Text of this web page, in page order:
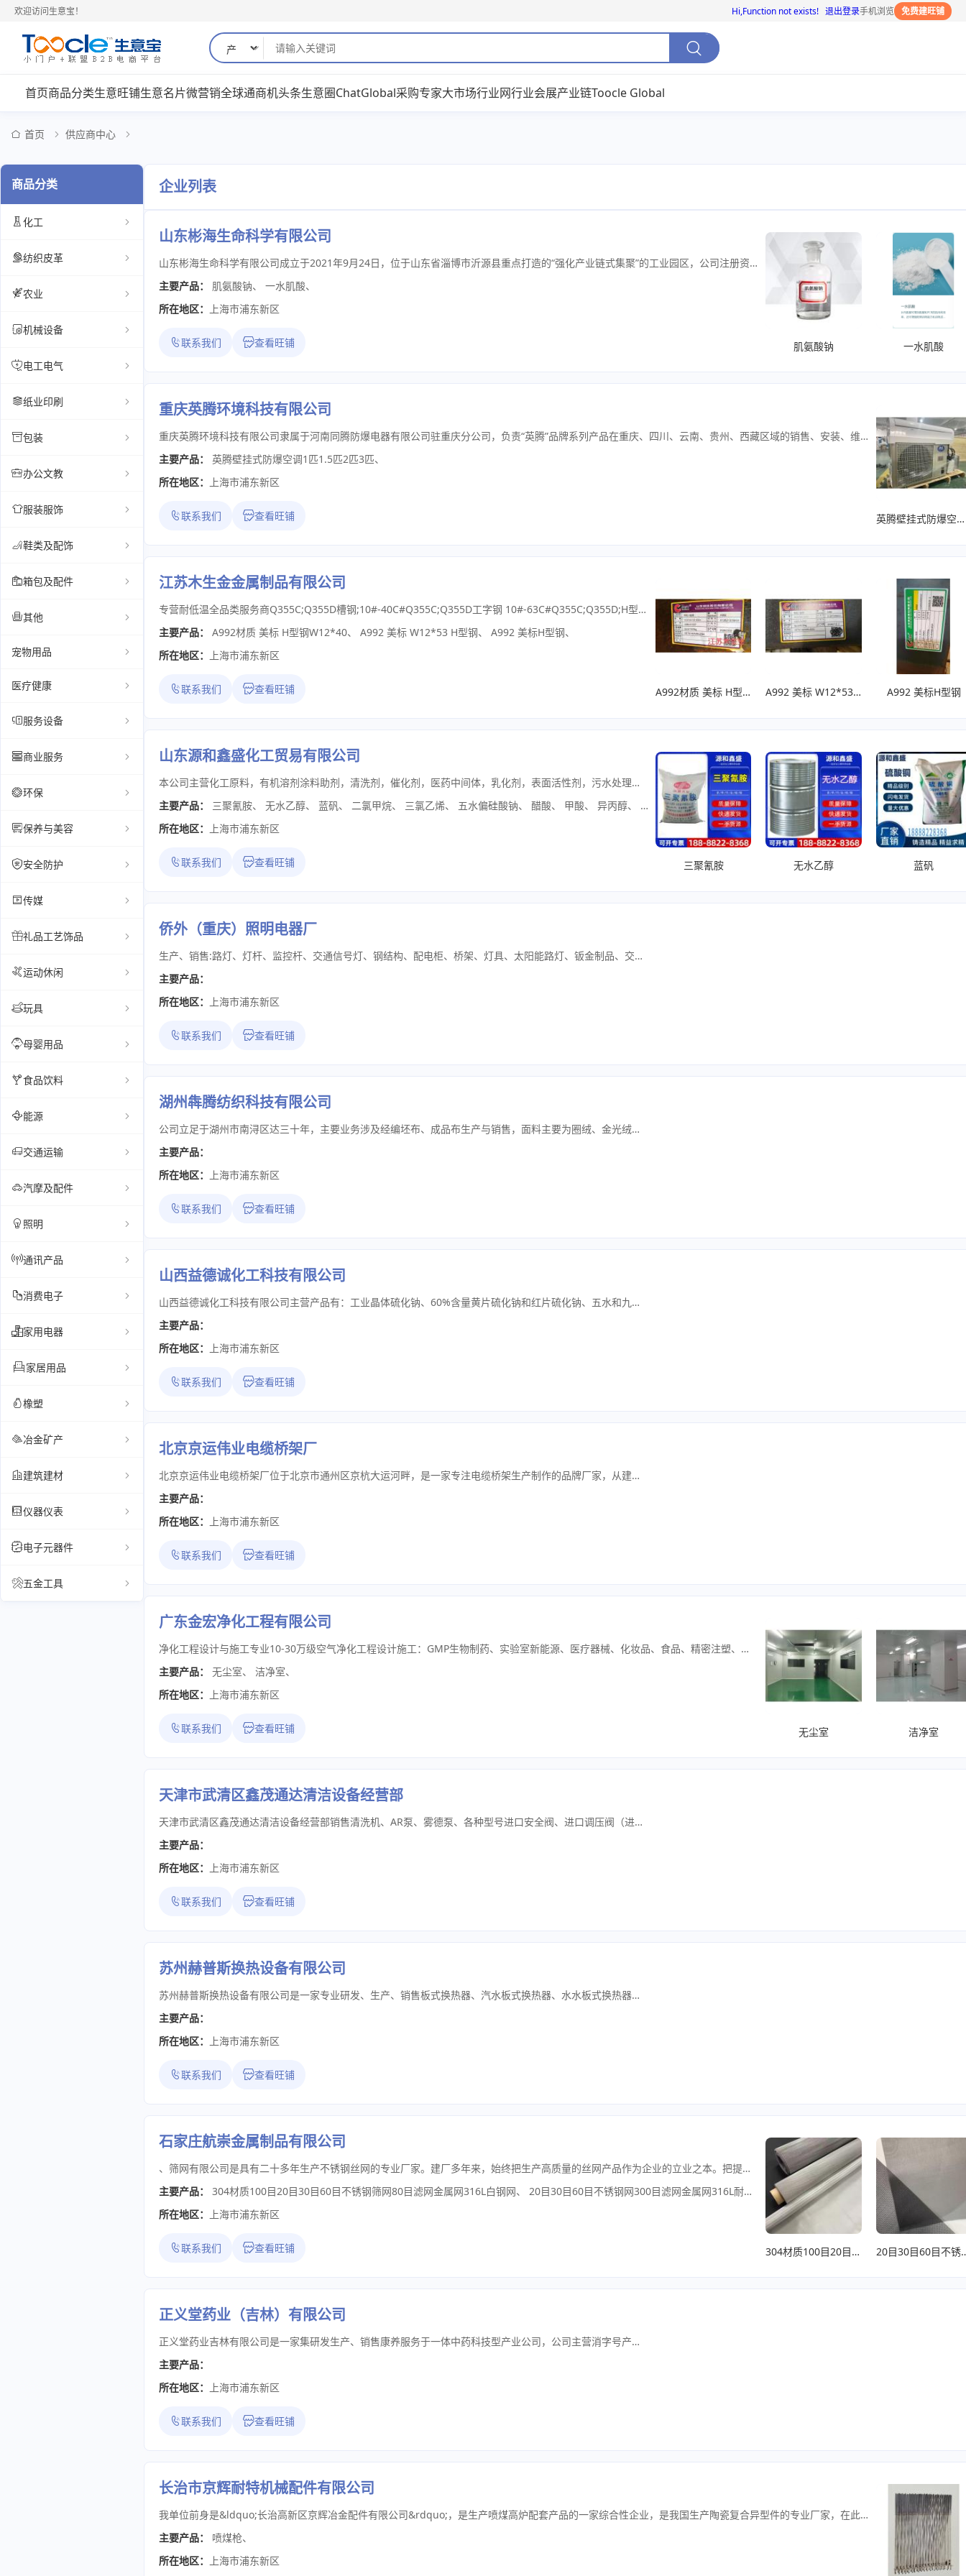
欢迎访问生意宝！ Hi,Function not exists! 退出登录手机浏览 免费建旺铺
首页商品分类生意旺铺生意名片微营销全球通商机头条生意圈ChatGlobal采购专家大市场行业网行业会展产业链Toocle Global
首页 供应商中心
商品分类
化工
纺织皮革
农业
机械设备
电工电气
纸业印刷
包装
办公文教
服装服饰
鞋类及配饰
箱包及配件
其他
宠物用品
医疗健康
服务设备
商业服务
环保
保养与美容
安全防护
传媒
礼品工艺饰品
运动休闲
玩具
母婴用品
食品饮料
能源
交通运输
汽摩及配件
照明
通讯产品
消费电子
家用电器
家居用品
橡塑
冶金矿产
建筑建材
仪器仪表
电子元器件
五金工具
企业列表
山东彬海生命科学有限公司
山东彬海生命科学有限公司成立于2021年9月24日，位于山东省淄博市沂源县重点打造的“强化产业链式集聚”的工业园区，公司注册资本9700万元。行业分类为医药中间体精细化工项目。本项目获得2022年度市重大项目、省“双招双引”重点项目。项目工艺技术具有显著的独创性，其工艺流程(自主知识产权发明专利三项)、技术装备(自主知识产权发明专利三项)、控制水平整体处于国际先进，国内领先，显著具备“专精特新”优势。
主要产品：
肌氨酸钠、 一水肌酸、
所在地区：
上海市浦东新区
联系我们 查看旺铺 肌氨酸钠 一水肌酸
重庆英腾环境科技有限公司
重庆英腾环境科技有限公司隶属于河南同腾防爆电器有限公司驻重庆分公司，负责“英腾”品牌系列产品在重庆、四川、云南、贵州、西藏区域的销售、安装、维修服务的综合性公司，是一家专注于温湿度控制设备的企业。公司主营：除湿机、加湿机、防爆除湿机、防爆空调、防爆冰箱、防爆加湿机、防爆风机盘管、防爆屋顶式空调、防爆组合式空调、全新风防爆空调、防爆冷水机组、机柜空调、风机盘管、工业空调、高温空调、防腐空调、一体机空调、雾化加湿器，喷雾降尘设备、灯杆喷雾系统、喷雾降温设备、喷雾除臭机、喷雾消毒机、景观人造雾、工业加湿器、组合式空调机组、屋顶式空调、吊顶除湿机、全新风除湿机、移动空调、恒温恒湿机、调温除湿机、精密空调、酒窖空调、降温除湿机、转轮除湿机、泳池除湿空调机组等温湿度控制设备。我们为各行业客户提供系统化解决方案，在实现功能需求的基础上，兼顾美观性、耐用性、易维护、高性价比；我们遵循体系化的施工方式，严格按照要求和标准化进行实施和检验，确保每个环节都按照质量标准进行施工；我们提供无忧售后，确保每项工程的实践效果。如今，重庆英腾环境科技实施的温湿度控制设备应用已经遍及纺织厂、加油站、采石场、火电厂、烟草厂、造纸厂、大棚降温、车站降温、工地除尘、空间景观、养殖厂、化工厂、医药行业、科研机构、实验室、变电站等各个行业和领域。重庆英腾环境科技为人类打造舒适与安全的环境、让我们的生存环境更健康、更安全是我们不懈的追求“以质量争创未来、以信誉赢得市场”是我公司的宗旨，欢迎新老客户前来咨询。主营产品：除湿机、加湿机、防爆除湿机、防爆空调、防爆冰箱、防爆加湿机、防爆风机盘管、防爆屋顶式空调、防爆组合式空调、全新风防爆空调、防爆冷水机组、机柜空调、风机盘管、工业空调、高温空调、防腐空调、一体机空调、雾化加湿器，喷雾降尘设备、灯杆喷雾系统、喷雾降温设备、喷雾除臭机、喷雾消毒机、景观人造雾、工业加湿器、组合式空调机组、屋顶式空调、吊顶除湿机、全新风除湿机、移动空调、恒温恒湿机、调温除湿机、粮仓空调、冷库空调、精密空调、酒窖空调、降温除湿机、转轮除湿机、泳池除湿空调机组等温湿度控制设备
主要产品：
英腾壁挂式防爆空调1匹1.5匹2匹3匹、
所在地区：
上海市浦东新区
联系我们 查看旺铺 英腾壁挂式防爆空调1匹1.5匹2匹3匹
江苏木生金金属制品有限公司
专营耐低温全品类服务商Q355C;Q355D槽钢;10#-40C#Q355C;Q355D工字钢 10#-63C#Q355C;Q355D;H型钢 100*100-900*300Q355C;Q355D角钢;50*5-250*250;Q355C;Q355D方管 50*50*3-400*400*18;Q355C;Q355D无缝管;273*3-630*50Q355C;Q355D扁钢;;20*2-120*10另有欧标;美标;高强度钢;耐磨钢板;;型材;方管材质如下S355JR;S355J0;;S355J2;S355K2;S275JR;S275J0;S275J2;Q345B;Q355C;Q355D Q355NC;Q355NE;Q355D;Q355ND，Q235;Q345B，Q345C，Q355D;Q355NE;;Q355E;Q355NC，Q345R，Q420，Q460，Q500，Q550，Q690，S355J2+N，Q345B-Z15/Z25，Q345NB，Q355ND，Q345D/Q355D-Z15/Z25Z35钢板切割;可以来图加工美标H型钢:;W4*13-W44*335;欧标H型钢:;HEA/B/M100-HEA/B/M1000英标H型钢：UB/C127*76-UB/C1016*305澳标H型钢：150UB/UC-760UB/UC;日标H型钢：SS400/SM490A欧标工字钢：IPE80-IPE750英标;槽钢：PFC100-PFC430澳标;槽钢：PFC100-PFC430欧标;槽钢：UPN/E50-UPN/E400美标;槽钢：C3*4.1-C15*33.9日标;槽钢：75*40-380*100;SS400/SM490A日标;角钢：65*65-200*100;SS400/SM490A美标;角钢：50*50-200*100A36/A572GR50MC美标槽钢/S美标工字钢美标角钢/美标不等边角钢—全系列欧标角钢/英标角钢—全系列美标/欧标/英标/澳标/钢管
主要产品：
A992材质 美标 H型钢W12*40、 A992 美标 W12*53 H型钢、 A992 美标H型钢、
所在地区：
上海市浦东新区
联系我们 查看旺铺 A992材质 美标 H型钢W12*40 A992 美标 W12*53 H型钢 A992 美标H型钢
山东源和鑫盛化工贸易有限公司
本公司主营化工原料，有机溶剂涂料助剂，清洗剂，催化剂，医药中间体，乳化剂，表面活性剂，污水处理剂，食品添加剂，有机无机盐等多种原料
主要产品：
三聚氰胺、 无水乙醇、 蓝矾、 二氯甲烷、 三氯乙烯、 五水偏硅酸钠、 醋酸、 甲酸、 异丙醇、 DMF
、
所在地区：
上海市浦东新区
联系我们 查看旺铺 三聚氰胺 无水乙醇 蓝矾
侨外（重庆）照明电器厂
生产、销售:路灯、灯杆、监控杆、交通信号灯、钢结构、配电柜、桥架、灯具、太阳能路灯、钣金制品、交通设施、市政设施。(依法须经批准的项目，经相关部门批准后方可开展经营活动)杜久亮侨外（重庆）照明电器厂（Qiaowai (Chongqing) Lighting Electrical Appliance Factory）坐落于山水之城重庆，是一家专注于户外照明电器及道路交通设施研发、生产与销售的企业。工厂依托重庆制造业产业基础与西部物流枢纽优势，深耕市政照明、道路交安领域，为各级市政工程、园区建设、地产配套及交通项目提供从产品设计、定制生产到安装指导的一体化产品服务。主营产品户外照明：路灯、景观灯、庭院灯、太阳能路灯、智慧灯杆交通设施：监控杆件、标志杆、信号灯杆、道路指示标牌道路安防：护栏（波形梁/ 市政隔离护栏）、窨井盖、隔离墩定制加工：按图纸与参数非标定制各类杆件、钣金结构件
主要产品：
所在地区：
上海市浦东新区
联系我们 查看旺铺
湖州犇腾纺织科技有限公司
公司立足于湖州市南浔区达三十年，主要业务涉及经编坯布、成品布生产与销售，面料主要为圈绒、金光绒、丝光绒、仿棉绒、氨纶超柔、奥利等。可接受订制，有需要可致电咨询。
主要产品：
所在地区：
上海市浦东新区
联系我们 查看旺铺
山西益德诚化工科技有限公司
山西益德诚化工科技有限公司主营产品有：工业晶体硫化钠、60%含量黄片硫化钠和红片硫化钠、五水和九水硫化钠以及纯度高达96%以上的无水硫化钠，年产销5万余吨，可满足各行业的生产需求。专业的生产设备和技术人才，确保产品品质稳定，高质量的硫化钠在，选矿、印染、工程塑料、橡胶、硅胶、医药中间体、硫化染料、化学清洗剂、农药、皮革脱毛剂、金属处理、环保水处理等领域中，发挥了高效能作用，并与二十多家高科技企业建立了长期稳定的合作关系，欢迎各界友商，洽谈合作。
主要产品：
所在地区：
上海市浦东新区
联系我们 查看旺铺
北京京运伟业电缆桥架厂
北京京运伟业电缆桥架厂位于北京市通州区京杭大运河畔，是一家专注电缆桥架生产制作的品牌厂家，从建厂至今已有20余载，标准桥架产品包括槽式桥架、梯式桥架、托盘式桥架、组装式桥架、大跨距桥架、镀锌桥架、防火桥架、喷塑桥架、网格桥架、金属线槽等，公司荣获京津冀地区优质桥架厂家等多项荣誉。我厂通过ISO9001：2015质量体系认证，公司拥有多名工程师和技术员，技术雄厚设备先进，产品型号齐全，主要生产金属桥架、电器箱、竖井柜体等，也可为特殊用户加工制作各类钣金、金属结构产品。高标准的产品质量、具有竞争力的产品价格、高效的生产工期、完善的售后服务是我厂生存和发展的宗旨。北京京运伟业电缆桥架厂生产的电缆桥架，通过北京市技术监督局质量认证，经过北京市产品质量监督检验所检验合格。产品表面处理有电镀锌、热浸镀锌、喷塑、防火、阳极氧化等，包括镀锌板桥架、热浸锌桥架、铝合金桥架、不锈钢桥架、铝合金走线架、角钢走线架、扁钢走线架七大系列产品。
主要产品：
所在地区：
上海市浦东新区
联系我们 查看旺铺
广东金宏净化工程有限公司
净化工程设计与施工专业10-30万级空气净化工程设计施工：GMP生物制药、实验室新能源、医疗器械、化妆品、食品、精密注塑、微电子、LED/LCD、光电显示、印刷等行业洁净厂房设计/施工/维护。净化设备生产销售风淋室/货淋室、传递窗、钢制门窗、洁净工作台、洁净棚、FFU、高效送风口、洁净衣柜/鞋柜、初/中/高效过滤器净化地板施工环氧树脂地板、环氧树脂防静电地板、PVC净化地板、高架通风地板
主要产品：
无尘室、 洁净室、
所在地区：
上海市浦东新区
联系我们 查看旺铺 无尘室 洁净室
天津市武清区鑫茂通达清洁设备经营部
天津市武清区鑫茂通达清洁设备经营部销售清洗机、AR泵、雾德泵、各种型号进口安全阀、进口调压阀（进口平衡阀）、进口压力调节阀（进口流量控制阀）、气控稳压阀、进口旋转喷头及各种类型的配件。天津市武清区鑫茂通达清洁设备经营部位于天津市武清区，生产定制高压清洗机，可根据不同应用需求定制生产不同规格清洗机，压力200-1000不等，可用于多种行业的高压清洗、清洗油污、清洗漆面、清洗表面锈迹、带电清洗、高空清洗、社区道路清洗、社区下水疏通、道路清洗、桥梁清洗、（鸡舍、猪舍、牛舍）清洗、油田清洗机、钢厂清洗机、水刀、模具清洗、毛刺清洗、高压热水机、柴油清洗机、树皮清洗、海产品养殖桩清洗、高压清洗砂箱、洁净清洗机、龙门、高压水射流实验等。天津市武清区鑫茂通达清洁设备经营部提供非标清洗机定制服务高压清洗机定制服务高压清洗机配件销售服务
主要产品：
所在地区：
上海市浦东新区
联系我们 查看旺铺
苏州赫普斯换热设备有限公司
苏州赫普斯换热设备有限公司是一家专业研发、生产、销售板式换热器、汽水板式换热器、水水板式换热器、水水板式换热机组、换热器板片和换热器密封垫片的节能科技企业。2003年，赫普斯从板片配套和密封垫片的生产，创新性地研发设计出了符合节能标准体系的板式换热器。2006年，以密封垫片更换为基础的配套产品，满足了客户和市场的需求。2008年，随着科技节能政策的出台，板式换热器自动恒温无人职守领域形成了巨大的市场需求。公司紧扣创新主题，及时确立换热器，可以中国造！”的发展目标。围绕这一目标，公司研发团队适时开发了自动无人职守换热器——板式换热机组。该产品运用范围广泛，弥补了特殊工矿对温度苛刻的要求，填补了市场的空白！ 十年的专业积淀和不断创新，在板式换热器领域内，赫普斯集团一直致力于板型的性能测试、研发和应用，已形成设计、制造、实验、模具制造及生产的一套完整的生产研发体系。在提高板式换热器的传热性能方面，我们引进了德国、瑞典等国外技术，取得重要进展，开发的产品有深通道、浅通道、冷凝、蒸发、自由流、不等通道及胶垫免粘等几大系列八十余种板型，可满足不同用户工况条件的要求，特殊工况可根据客户要求专门设计制造。 在快速发展、瞬息万变的今天，赫普斯依靠产品自身的核心优势，逐步完善了中国市场的销售网络。依据完善的管理体质，探索客户认可的服务，赢得了社会各界的赞誉和好评。我们始终将秉承板式换热器行业内的优良传统，努力将赫普斯打造成国内换热器行业中生产规模、设备进、配套齐全的生产型企业。将产品、服务、价格”的原则，愿和国内外各行业用户加强合作，把我国的板式换热器研发、生产和应用推向高水平。 赫普斯愿景： 专业、广受尊重，具有影响力的换热设备制造商
主要产品：
所在地区：
上海市浦东新区
联系我们 查看旺铺
石家庄航崇金属制品有限公司
、筛网有限公司是具有二十多年生产不锈钢丝网的专业厂家。建厂多年来，始终把生产高质量的丝网产品作为企业的立业之本。把提高产品质量、提升研发能力作为企业的发展方向。我们专业生产并研发多种不锈钢丝网制品，134铁铬铝网、耐高温铁铬铝网、铁铬铝价格、铁铬铝丝网、255铁铬铝网、铁铬铝筛网、耐高温铁铬铝过滤网、不锈钢网、304材质不锈钢网、316材质不锈钢丝网、筛网不锈钢丝网、304不锈钢过滤网、316材质不锈钢筛网、冲孔网、304冲孔板、筛板、不锈钢冲孔网板、蚀刻网、筛网、金属网、金属网片、黄铜网、紫铜网、磷铜网、编织网等金属丝网及其他金属丝网在同行业产品中，质量始终处于领先水平。广泛用于矿业、航天、石油、化工、食品、医、橡胶、塑料、机械等行业。公司提供：不锈钢网、不锈钢网目数介绍、304不锈钢网材质分类、不锈钢网编制方式以及分类、不锈钢网运输方式、不锈钢网耐酸碱程度、平纹不锈钢网与斜纹不锈钢网区别。铁铬铝筛网参数、铁铬铝网材质含量、铁铬铝网耐高温程度、深受用户好评，深得客户信赖、选择我们是君明智之举，欢迎用户光临垂询，我们希望与广大客户彼此互利，共创辉煌。
主要产品：
304材质100目20目30目60目不锈钢筛网80目滤网金属网316L白钢网、 20目30目60目不锈钢网300目滤网金属网316L耐高温筛网
、
所在地区：
上海市浦东新区
联系我们 查看旺铺 304材质100目20目30目60目不锈钢筛网80目滤网金属网316L白钢网 20目30目60目不锈钢网
正义堂药业（吉林）有限公司
正义堂药业吉林有限公司是一家集研发生产、销售康养服务于一体中药科技型产业公司，公司主营消字号产品OEM代加工生产。脐疗产品、鼻炎夹、护眼液、医用冷敷贴等骨科儿科外用产品的贴牌代加工。产品有草本滴剂、鼻炎夹、祛红血丝护眼液、各类膏药、膏剂、喷剂、乳剂、护眼露、穴位压力刺激贴、导光凝胶、退热贴等外用产品的OEM定制贴牌代加工。 资质齐全，械字号、消字号、健字号、企业标准号等满足不同客户群体需求。 消字号产品OEM贴牌代加工生产 什么是消字号?如何做消字号贴牌代加工?消字号代加工贴牌的优势是什么? 消字号，顾名思义，属于卫生消毒用品范畴，检测指标主要为抑菌、作用。原料符合中国药典、化妆品要求 的绝大部分都可以办理消字号，消字号可以生产的类型有很多，液体、膏、粉、凝胶。（各种抑菌液、抑菌乳膏、抑菌粉、抑菌凝胶、抑菌喷剂）等消字号产品oem贴牌代加工
主要产品：
所在地区：
上海市浦东新区
联系我们 查看旺铺
长治市京辉耐特机械配件有限公司
我单位前身是&ldquo;长治高新区京辉冶金配件有限公司&rdquo;，是生产喷煤高炉配套产品的一家综合性企业，是我国生产陶瓷复合异型件的专业厂家，在此行业中排列前茅。 该技术是我公司开发研制的具有国际先进水平的新产品，并在钢研院的协助下推广应用。该产品是利用自蔓延理论制备而成的，是当今新材料制备技术的前沿科学。 公司在2006年获得长治市科技进步应用三等奖。2007年申请成功&ldquo;整体无焊缝减阻耐磨喷煤枪&rdquo;国家专利，2009年申请成功&ldquo;耐磨补气器&rdquo;国家专利,。近几年，公司又加大对研发的投入，在高炉所用的喷枪技术上有了空前的的突破，分别在2019年和2021年申请成功两项国家专利，分别为&ldquo;散热型抗弯耐热喷煤枪&rdquo;和&ldquo;抗弯耐磨喷煤枪&rdquo;，致使喷枪的使用寿命翻倍提高。 同时这些技术广泛应用在其他产品中，如分配器的入煤管和出煤管都采用内衬陶瓷材料，产品的寿命大幅提高。 另外煤粉输送管道的这个中间环节也不可小觑，从分配器到喷枪中间连接的小口径喷煤管道，弯头部位磨损严重，更换频率高，是钢厂的一大难题。而我方生产的一次成型无焊缝耐磨弯头，解决了此项管路上问题。 本公司生产的配套产品还有：弹子阀、枪卡、过滤器、罐底流化器、仓底流化器、锥体流化器、陶瓷复合变径管、弯头及三通等，年生产能力可达到1000T以上。 我公司位于长治市，交通便利。现有职工30名，大专以上学历占职工总数的35%，其中：高级工程师2名，工程师2名，经济师、会计师各1名，主要担负公司管理、市场调研、产品研究开发、质量保证等任务。 我公司本着：&ldquo;质量为本，信誉至上&rdquo;的原则，竭诚为用户服务，真诚欢迎您成为我们永远的朋友。
主要产品：
喷煤枪、
所在地区：
上海市浦东新区